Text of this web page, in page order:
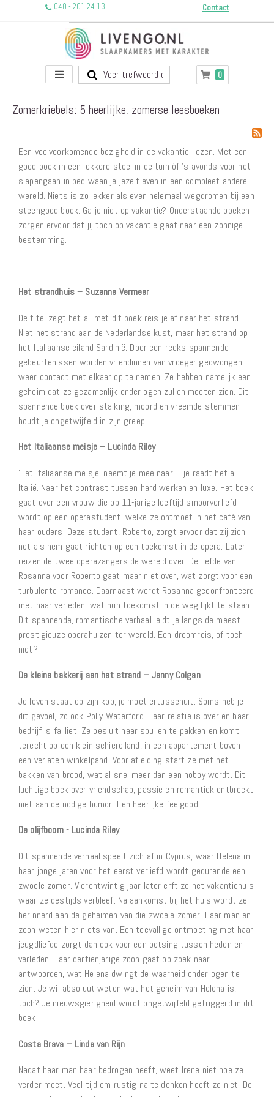
040 - 201 24 13 Contact
Toggle
Winkelwagen
0producten
Zomerkriebels: 5 heerlijke, zomerse leesboeken
Een veelvoorkomende bezigheid in de vakantie: lezen. Met een
goed boek in een lekkere stoel in de tuin óf 's avonds voor het
slapengaan in bed waan je jezelf even in een compleet andere
wereld. Niets is zo lekker als even helemaal wegdromen bij een
steengoed boek. Ga je niet op vakantie? Onderstaande boeken
zorgen ervoor dat jij toch op vakantie gaat naar een zonnige
bestemming.
Het strandhuis – Suzanne Vermeer
De titel zegt het al, met dit boek reis je af naar het strand.
Niet het strand aan de Nederlandse kust, maar het strand op
het Italiaanse eiland Sardinië. Door een reeks spannende
gebeurtenissen worden vriendinnen van vroeger gedwongen
weer contact met elkaar op te nemen. Ze hebben namelijk een
geheim dat ze gezamenlijk onder ogen zullen moeten zien. Dit
spannende boek over stalking, moord en vreemde stemmen
houdt je ongetwijfeld in zijn greep.
Het Italiaanse meisje – Lucinda Riley
'Het Italiaanse meisje' neemt je mee naar – je raadt het al –
Italië. Naar het contrast tussen hard werken en luxe. Het boek
gaat over een vrouw die op 11-jarige leeftijd smoorverliefd
wordt op een operastudent, welke ze ontmoet in het café van
haar ouders. Deze student, Roberto, zorgt ervoor dat zij zich
net als hem gaat richten op een toekomst in de opera. Later
reizen de twee operazangers de wereld over. De liefde van
Rosanna voor Roberto gaat maar niet over, wat zorgt voor een
turbulente romance. Daarnaast wordt Rosanna geconfronteerd
met haar verleden, wat hun toekomst in de weg lijkt te staan..
Dit spannende, romantische verhaal leidt je langs de meest
prestigieuze operahuizen ter wereld. Een droomreis, of toch
niet?
De kleine bakkerij aan het strand – Jenny Colgan
Je leven staat op zijn kop, je moet ertussenuit. Soms heb je
dit gevoel, zo ook Polly Waterford. Haar relatie is over en haar
bedrijf is failliet. Ze besluit haar spullen te pakken en komt
terecht op een klein schiereiland, in een appartement boven
een verlaten winkelpand. Voor afleiding start ze met het
bakken van brood, wat al snel meer dan een hobby wordt. Dit
luchtige boek over vriendschap, passie en romantiek ontbreekt
niet aan de nodige humor. Een heerlijke feelgood!
De olijfboom - Lucinda Riley
Dit spannende verhaal speelt zich af in Cyprus, waar Helena in
haar jonge jaren voor het eerst verliefd wordt gedurende een
zwoele zomer. Vierentwintig jaar later erft ze het vakantiehuis
waar ze destijds verbleef. Na aankomst bij het huis wordt ze
herinnerd aan de geheimen van die zwoele zomer. Haar man en
zoon weten hier niets van. Een toevallige ontmoeting met haar
jeugdliefde zorgt dan ook voor een botsing tussen heden en
verleden. Haar dertienjarige zoon gaat op zoek naar
antwoorden, wat Helena dwingt de waarheid onder ogen te
zien. Je wil absoluut weten wat het geheim van Helena is,
toch? Je nieuwsgierigheid wordt ongetwijfeld getriggerd in dit
boek!
Costa Brava – Linda van Rijn
Nadat haar man haar bedrogen heeft, weet Irene niet hoe ze
verder moet. Veel tijd om rustig na te denken heeft ze niet. De